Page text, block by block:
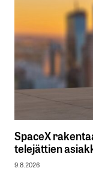
SpaceX
telejättien
9.8.2026